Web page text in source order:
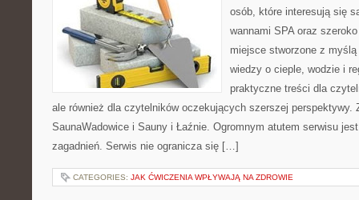
osób, które interesują się
wannami SPA oraz
miejsce stworzone z
wiedzy o cieple, wodzie i
praktyczne treści dla
ale również dla czytelników oczekujących szerszej perspektywy.
SaunaWadowice i Sauny i Łaźnie. Ogromnym atutem serwisu
zagadnień. Serwis nie ogranicza się […]
CATEGORIES: JAK ĆWICZENIA WPŁYWAJĄ NA ZDROWIE